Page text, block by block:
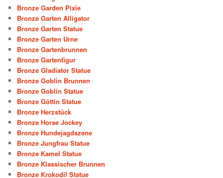
Bronze Garden Pixie
Bronze Garten Alligator
Bronze Garten Statue
Bronze Garten Urne
Bronze Gartenbrunnen
Bronze Gartenfigur
Bronze Gladiator Statue
Bronze Goblin Brunnen
Bronze Goblin Statue
Bronze Göttin Statue
Bronze Herzstück
Bronze Horse Jockey
Bronze Hundejagdszene
Bronze Jungfrau Statue
Bronze Kamel Statue
Bronze Klassischer Brunnen
Bronze Krokodil Statue